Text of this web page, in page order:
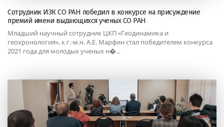
Сотрудник ИЗК СО РАН победил в конкурсе на присуждение
премий имени выдающихся ученых СО РАН
Младший научный сотрудник ЦКП «Геодинамика и
геохронология», к.г.-м.н. А.Е. Марфин стал победителем конкурса
2021 года для молодых ученых н�...